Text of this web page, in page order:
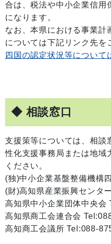
合は、税法や中小企業信用
になります。
なお、本県における事業計
については下記リンク先を
四国の認定状況等について
◆ 相談窓口
支援策等については、相談
性化支援事務局または地域
ください。
(独)中小企業基盤整備機構
(財)高知県産業振興センタ
高知県中小企業団体中央会
高知県商工会連合会
高知商工会議所 Tel:088-